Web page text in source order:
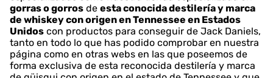
gorras o gorros de esta conocida destilería y marca
de whiskey con origen en Tennessee en Estados
Unidos con productos para conseguir de Jack Daniels,
tanto en todo lo que has podido comprobar en nuestra
página como en otras webs en las que poseemos de
forma exclusiva de esta reconocida destilería y marca